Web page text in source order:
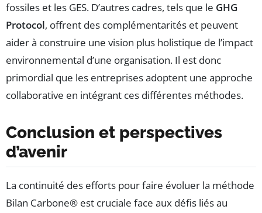
fossiles et les GES. D’autres cadres, tels que le GHG
Protocol, offrent des complémentarités et peuvent
aider à construire une vision plus holistique de l’impact
environnemental d’une organisation. Il est donc
primordial que les entreprises adoptent une approche
collaborative en intégrant ces différentes méthodes.
Conclusion et perspectives
d’avenir
La continuité des efforts pour faire évoluer la méthode
Bilan Carbone® est cruciale face aux défis liés au